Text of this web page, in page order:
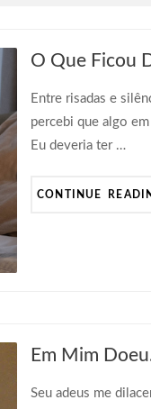
O Que Ficou
Entre risadas e
percebi que algo
Eu deveria ter …
CONTINUE
Em Mim
Seu adeus me